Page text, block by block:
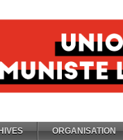
ORGANISATION